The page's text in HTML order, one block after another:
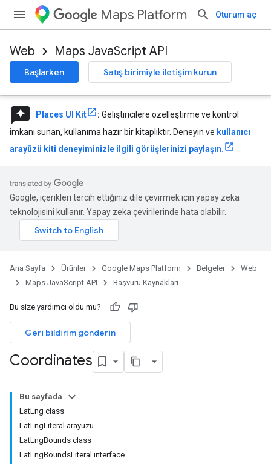
Maps Platform Oturum aç
Web Maps JavaScript API
Başlarken Satış birimiyle iletişim kurun
reviews Places UI Kit : Geliştiricilere özelleştirme ve kontrol
imkanı sunan, kullanıma hazır bir kitaplıktır. Deneyin ve kullanıcı
arayüzü kiti deneyiminizle ilgili görüşlerinizi paylaşın.
Google, içerikleri tercih ettiğiniz dile çevirmek için yapay zeka
teknolojisini kullanır. Yapay zeka çevirilerinde hata olabilir.
Ana Sayfa Ürünler Google Maps Platform Belgeler
Web
Maps JavaScript API
Başvuru Kaynakları
Bu size yardımcı oldu mu?
Geri bildirim gönderin
Coordinates
Bu sayfada
LatLng class
LatLngLiteral arayüzü
LatLngBounds class
LatLngBoundsLiteral interface